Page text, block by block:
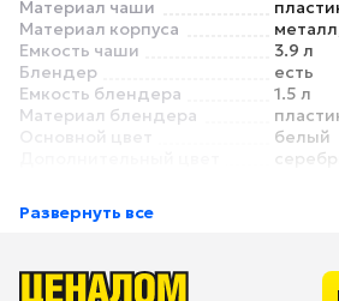
Материал чаши
Материал корпуса
Емкость чаши
3.9 л
Блендер
есть
Емкость блендера
1.5 л
Материал блендера
Основной цвет
белый
Дисплей
Количество скоростей
Импульсный режим
Развернуть все